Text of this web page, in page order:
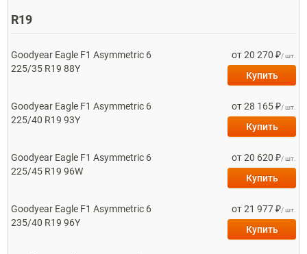
R19
Goodyear Eagle F1 Asymmetric 6
225/35 R19 88Y
от 20 270 ₽/ шт.
Купить
Goodyear Eagle F1 Asymmetric 6
225/40 R19 93Y
от 28 165 ₽/ шт.
Купить
Goodyear Eagle F1 Asymmetric 6
225/45 R19 96W
от 20 620 ₽/ шт.
Купить
Goodyear Eagle F1 Asymmetric 6
235/40 R19 96Y
от 21 977 ₽/ шт.
Купить